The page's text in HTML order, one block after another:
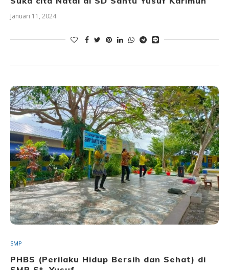
Januari 11, 2024
SMP
PHBS (Perilaku Hidup Bersih dan Sehat) di